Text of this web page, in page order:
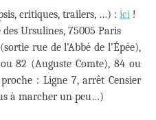
critiques, trailers, …) : ici !
Ursulines, 75005 Paris
rue de l’Abbé de l’Épée),
82 (Auguste Comte), 84 ou
: Ligne 7, arrêt Censier
à marcher un peu…)